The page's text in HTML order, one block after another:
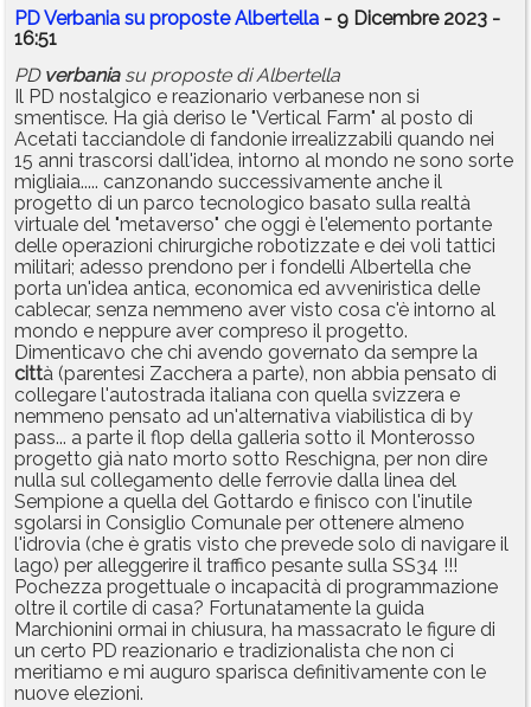
PD Verbania su proposte Albertella - 9 Dicembre 2023 -
16:51
PD verbaniasu proposte di Albertella
Il PD nostalgico e reazionario verbanese non si
smentisce. Ha già deriso le "Vertical Farm" al posto di
Acetati tacciandole di fandonie irrealizzabili quando nei
15 anni trascorsi dall'idea, intorno al mondo ne sono sorte
migliaia..... canzonando successivamente anche il
progetto di un parco tecnologico basato sulla realtà
virtuale del "metaverso" che oggi è l'elemento portante
delle operazioni chirurgiche robotizzate e dei voli tattici
militari; adesso prendono per i fondelli Albertella che
porta un'idea antica, economica ed avveniristica delle
cablecar, senza nemmeno aver visto cosa c'è intorno al
mondo e neppure aver compreso il progetto.
Dimenticavo che chi avendo governato da sempre la
città (parentesi Zacchera a parte), non abbia pensato di
collegare l'autostrada italiana con quella svizzera e
nemmeno pensato ad un'alternativa viabilistica di by
pass... a parte il flop della galleria sotto il Monterosso
progetto già nato morto sotto Reschigna, per non dire
nulla sul collegamento delle ferrovie dalla linea del
Sempione a quella del Gottardo e finisco con l'inutile
sgolarsi in Consiglio Comunale per ottenere almeno
l'idrovia (che è gratis visto che prevede solo di navigare il
lago) per alleggerire il traffico pesante sulla SS34 !!!
Pochezza progettuale o incapacità di programmazione
oltre il cortile di casa? Fortunatamente la guida
Marchionini ormai in chiusura, ha massacrato le figure di
un certo PD reazionario e tradizionalista che non ci
meritiamo e mi auguro sparisca definitivamente con le
nuove elezioni.